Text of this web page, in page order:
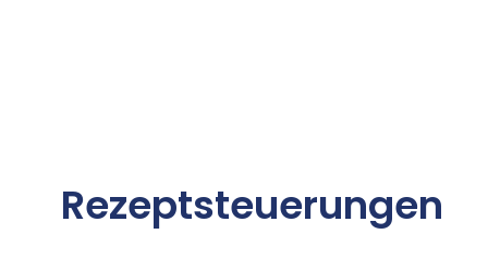
Rezeptsteuerungen